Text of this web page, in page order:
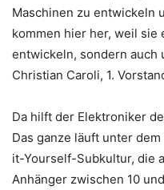
Maschinen zu entwickeln
kommen hier her, weil sie
entwickeln, sondern auch
Christian Caroli, 1.
Da hilft der Elektroniker
Das ganze läuft unter
it-Yourself-Subkultur, die
Anhänger zwischen 10